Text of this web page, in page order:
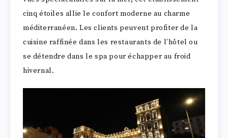
cinq étoiles allie le confort moderne au charme
méditerranéen. Les clients peuvent profiter de la
cuisine raffinée dans les restaurants de l’hôtel ou
se détendre dans le spa pour échapper au froid
hivernal.